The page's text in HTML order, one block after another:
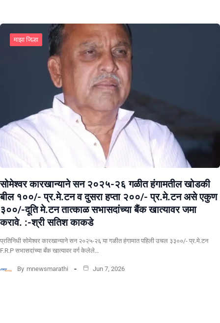
माझा जिल्हा
सोमेश्वर कारखान्याने सन २०२५-२६ गळीत हंगामतील खोडकी
बील १००/- प्र.मे.टन व दुसरा हप्ता २००/- प्र.मे.टन असे एकुण
३००/-दूति मे.टन तात्काळ सभासदांच्या बैंक खात्यावर जमा
करावे. :-श्री सतिश काकडे
प्रतिनिधी सोमेश्वर कारखान्याने सन २०२५-२६ या गळीत हंगामात पहिली उचल ३३००/- प्र.मे.टन
F.R.P सभासदांच्या बँक खात्यावर वर्ग केलेले…
By mnewsmarathi Jun 7, 2026